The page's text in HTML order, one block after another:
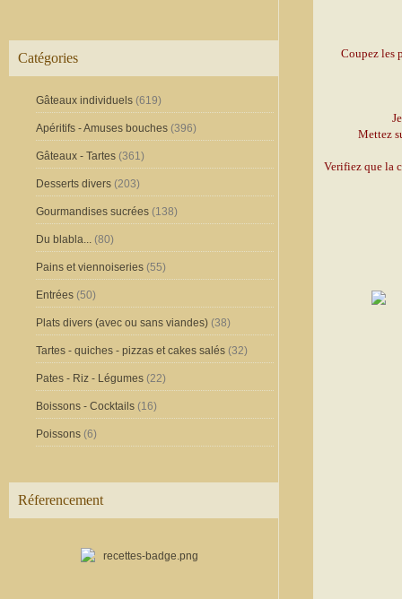
Catégories
Gâteaux individuels (619)
Apéritifs - Amuses bouches (396)
Gâteaux - Tartes (361)
Desserts divers (203)
Gourmandises sucrées (138)
Du blabla... (80)
Pains et viennoiseries (55)
Entrées (50)
Plats divers (avec ou sans viandes) (38)
Tartes - quiches - pizzas et cakes salés (32)
Pates - Riz - Légumes (22)
Boissons - Cocktails (16)
Poissons (6)
Réferencement
Coupez les
Mettez
Verifiez que la